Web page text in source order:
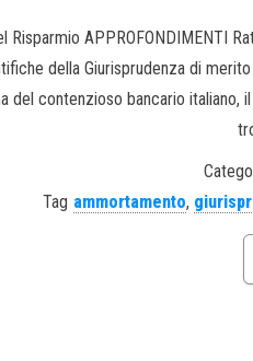
Risparmio APPROFONDIMENTI
della Giurisprudenza di
del contenzioso bancario italiano,
Tag ammortamento,